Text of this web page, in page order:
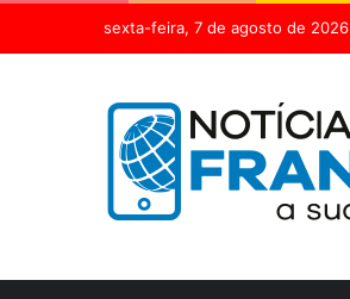
sexta-feira, 7 de agosto de 2026